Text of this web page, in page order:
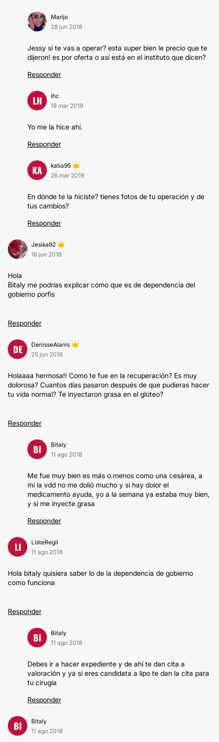
Marijo
28 jun 2018
Jessy si te vas a operar? esta super bien le precio que te
dijeron! es por oferta o así está en el instituto que dicen?
Responder
LH
lhc
18 mar 2019
Yo me la hice ahí.
Responder
KA
katia95
26 mar 2019
En dónde te la hiciste? tienes fotos de tu operación y de
tus cambios?
Responder
Jesika92
16 jun 2018
Hola
Bitaly me podrías explicar cómo que es de dependencia del
gobierno porfis
Responder
DE
DenisseAlanis
25 jun 2018
Holaaaa hermosa!! Como te fue en la recuperación? Es muy
dolorosa? Cuantos días pasaron después de que pudieras hacer
tu vida normal? Te inyectaron grasa en el glúteo?
Responder
BI
Bitaly
11 ago 2018
Me fue muy bien es más o.menos como una cesárea, a
mí la vdd no me dolió mucho y si hay dolor el
medicamento ayuda, yo a la semana ya estaba muy bien,
y si me inyecte grasa
Responder
LI
ListeRegil
11 ago 2018
Hola bitaly quisiera saber lo de la dependencia de gobierno
como funciona
Responder
BI
Bitaly
11 ago 2018
Debes ir a hacer expediente y de ahí te dan cita a
valoración y ya si eres candidata a lipo te dan la cita para
tu cirugía
Responder
BI
Bitaly
11 ago 2018